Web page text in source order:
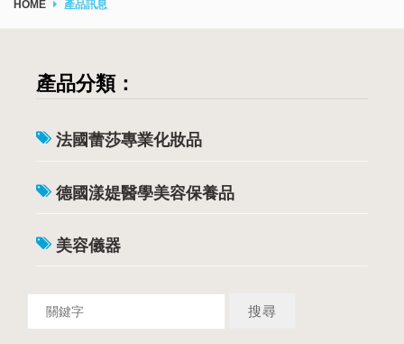
HOME 產品訊息
產品分類：
法國蕾莎專業化妝品
德國漾媞醫學美容保養品
美容儀器